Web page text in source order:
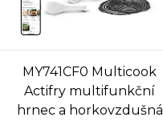
MY741CF0 Multicook
Actifry multifunkční
hrnec a horkovzdušná